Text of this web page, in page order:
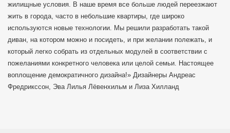
жилищные условия. В наше время все больше людей переезжают
жить в города, часто в небольшие квартиры, где широко
используются новые технологии. Мы решили разработать такой
диван, на котором можно и посидеть, и при желании полежать, и
который легко собрать из отдельных модулей в соответствии с
пожеланиями конкретного человека или целой семьи. Настоящее
воплощение демократичного дизайна!» Дизайнеры Андреас
Фредрикссон, Эва Лилья Лёвенхильм и Лиза Хилланд